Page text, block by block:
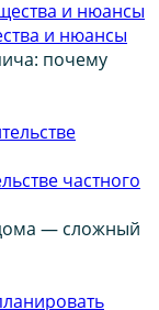
и нюансы
почему
частного
дома — сложный